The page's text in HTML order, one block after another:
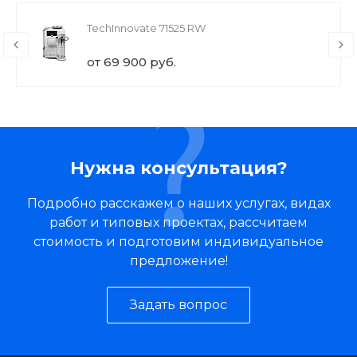
TechInnovate 71525 RW
от 69 900 руб.
Нужна консультация?
Подробно расскажем о наших услугах, видах
работ и типовых проектах, рассчитаем
стоимость и подготовим индивидуальное
предложение!
Задать вопрос